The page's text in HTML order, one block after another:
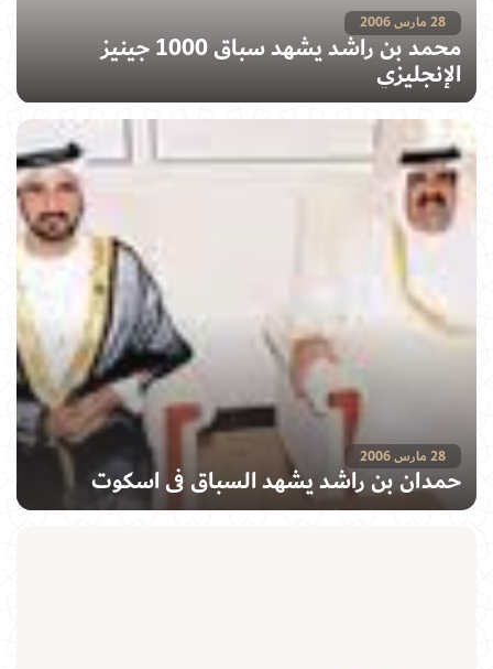
28 مارس 2006
محمد بن راشد يشهد سباق 1000 جينيز
الإنجليزي
28 مارس 2006
حمدان بن راشد يشهد السباق في اسكوت